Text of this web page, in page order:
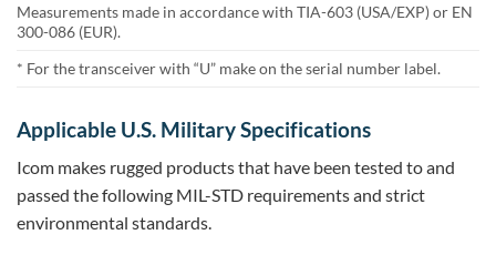
Measurements made in accordance with TIA-603 (USA/EXP) or EN
300-086 (EUR).
* For the transceiver with “U” make on the serial number label.
Applicable U.S. Military Specifications
Icom makes rugged products that have been tested to and
passed the following MIL-STD requirements and strict
environmental standards.